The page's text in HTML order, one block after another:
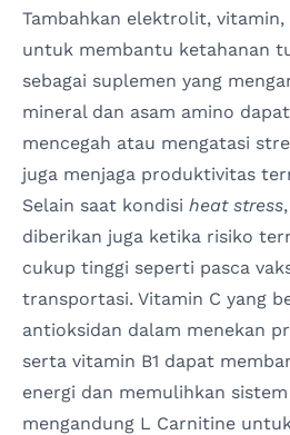
Tambahkan elektrolit,
untuk membantu ketahanan
sebagai suplemen yang
mineral dan asam amino
mencegah atau mengatasi
juga menjaga produktivitas
Selain saat kondisi heat stress,
diberikan juga ketika risiko
cukup tinggi seperti pasca
transportasi. Vitamin C yang
antioksidan dalam menekan
serta vitamin B1 dapat
energi dan memulihkan
mengandung L Carnitine